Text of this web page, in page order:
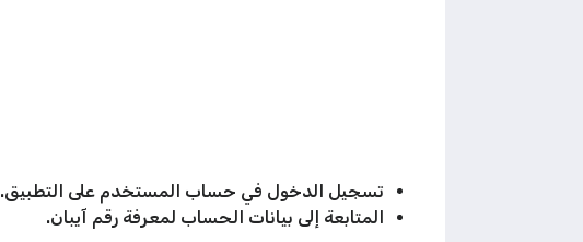
تسجيل الدخول في حساب المستخدم على التطبيق.
المتابعة إلى بيانات الحساب لمعرفة رقم آيبان.